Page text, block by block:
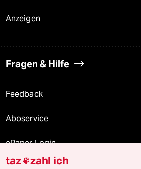
Anzeigen
Fragen & Hilfe
Feedback
Aboservice
ePaper Login
taz zahl ich